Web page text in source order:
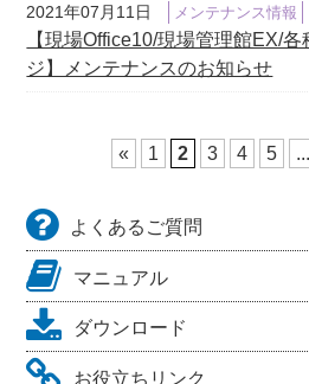
2021年07月11日 メンテナンス情報
【現場Office10/現場管理館EX/
ジ】メンテナンスのお知らせ
« 1 2 3 4 5 ...
よくあるご質問
マニュアル
ダウンロード
お役立ちリンク